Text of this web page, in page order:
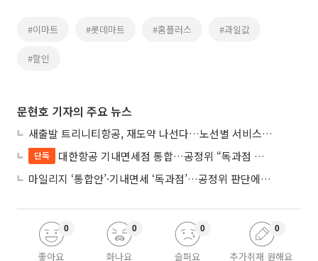
#이마트 #롯데마트 #홈플러스 #과일값
#할인
문현호 기자의 주요 뉴스
새출발 트리니티항공, 재도약 나선다…노선별 서비스 차별화
단독
대한항공 기내면세점 통합…공정위 “독과점 여부 따진다”
마일리지 ‘통합안’·기내면세 ‘독과점’…공정위 판단에 쏠린 눈
좋아요
0
화나요
0
슬퍼요
0
추가취재 원해요
0